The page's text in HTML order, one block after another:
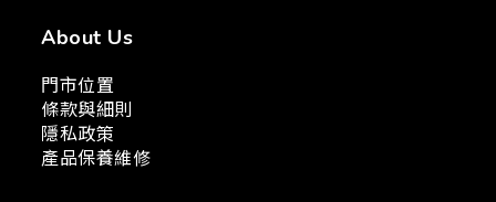
About Us
門市位置
條款與細則
隱私政策
產品保養維修